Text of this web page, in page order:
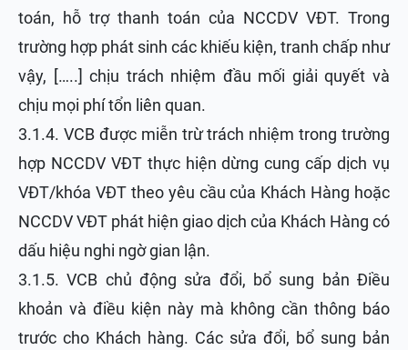
toán, hỗ trợ thanh toán của NCCDV VĐT. Trong
trường hợp phát sinh các khiếu kiện, tranh chấp như
vậy, […..] chịu trách nhiệm đầu mối giải quyết và
chịu mọi phí tổn liên quan.
3.1.4. VCB được miễn trừ trách nhiệm trong trường
hợp NCCDV VĐT thực hiện dừng cung cấp dịch vụ
VĐT/khóa VĐT theo yêu cầu của Khách Hàng hoặc
NCCDV VĐT phát hiện giao dịch của Khách Hàng có
dấu hiệu nghi ngờ gian lận.
3.1.5. VCB chủ động sửa đổi, bổ sung bản Điều
khoản và điều kiện này mà không cần thông báo
trước cho Khách hàng. Các sửa đổi, bổ sung bản